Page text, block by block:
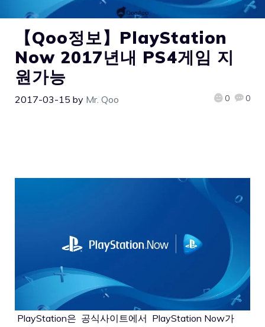
【Qoo정보】PlayStation
Now 2017년내 PS4게임 지
원가능
2017-03-15 by Mr. Qoo 0 0
PlayStation은 공식사이트에서 PlayStation Now가